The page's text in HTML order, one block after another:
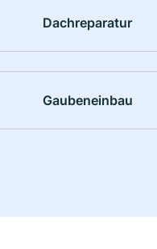
Dachreparatur
Gaubeneinbau